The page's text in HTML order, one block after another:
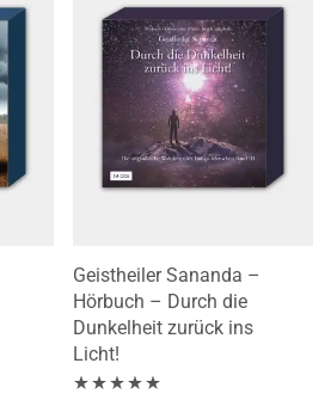
Geistheiler Sananda –
Hörbuch – Durch die
Dunkelheit zurück ins
Licht!